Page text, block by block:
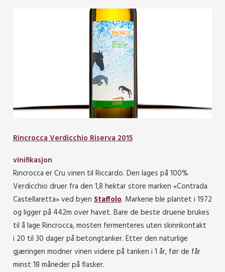
Rincrocca Verdicchio Riserva 2015
vinifikasjon
Rincrocca er Cru vinen til Riccardo. Den lages på 100%
Verdicchio druer fra den 1,8 hektar store marken «Contrada
Castellaretta» ved byen Staffolo. Markene ble plantet i 1972
og ligger på 442m over havet. Bare de beste druene brukes
til å lage Rincrocca, mosten fermenteres uten skinnkontakt
i 20 til 30 dager på betongtanker. Etter den naturlige
gjæringen modner vinen videre på tanken i 1 år, før de får
minst 18 måneder på flasker.